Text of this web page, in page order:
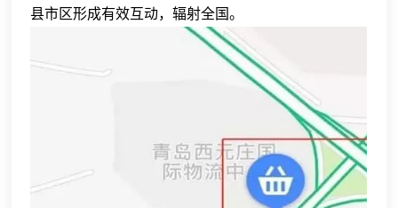
县市区形成有效互动，辐射全国。